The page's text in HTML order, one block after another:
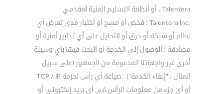
Talentera ، أو أنظمة التسليم الفنية لمقدمي
.Talentera Inc ؛ فحص أو مسح أو اختبار مدى تعرض أي
نظام أو شبكة أو خرق أو التحايل على أي تدابير أمنية أو
مصادقة ؛ الوصول إلى الخدمة أو البحث فيها بأي وسيلة
أخرى غير واجهاتنا المدعومة من الجمهور (على سبيل
المثال ، "إلغاء الخدمة") ؛ صياغة أي رأس لحزمة TCP / IP
أو أي جزء من معلومات الرأس في أي بريد إلكتروني أو